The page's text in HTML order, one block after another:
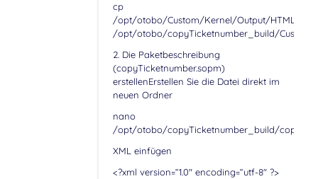
cp
/opt/otobo/Custom/Kernel/Output/HTML/
/opt/otobo/copyTicketnumber_build/
2. Die Paketbeschreibung
(copyTicketnumber.sopm)
erstellenErstellen Sie die Datei direkt im
neuen Ordner
nano
/opt/otobo/copyTicketnumber_build/
XML einfügen
<?xml version=“1.0″ encoding=“utf-8″ ?>